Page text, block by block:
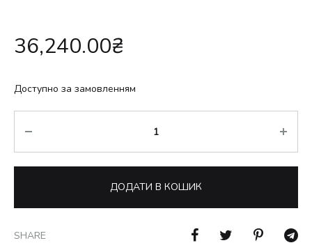
36,240.00₴
Доступно за замовленням
ДОДАТИ В КОШИК
SHARE